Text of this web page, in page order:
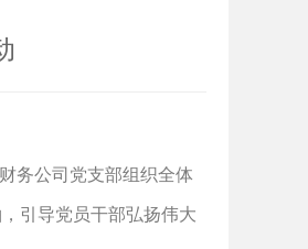
务公司党支部组织全体
引导党员干部弘扬伟大